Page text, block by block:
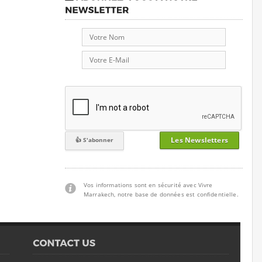
Les Newsletters
Vos informations sont en sécurité avec Vivre
Marrakech, notre base de données est confidentielle.